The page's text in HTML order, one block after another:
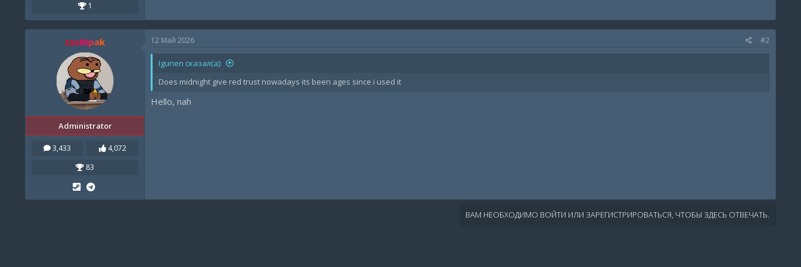
1
csxMpak
Administrator
3,433
4,072
83
12 Май 2026 #2
Igunen сказал(а):
Does midnight give red trust nowadays its been ages since i used it
Hello, nah
ВАМ НЕОБХОДИМО ВОЙТИ ИЛИ ЗАРЕГИСТРИРОВАТЬСЯ, ЧТОБЫ ЗДЕСЬ ОТВЕЧАТЬ.